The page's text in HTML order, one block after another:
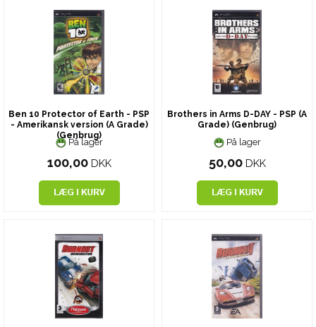
Ben 10 Protector of Earth - PSP
- Amerikansk version (A Grade)
(Genbrug)
På lager
100,00 DKK
Brothers in Arms D-DAY - PSP (A
Grade) (Genbrug)
På lager
50,00 DKK